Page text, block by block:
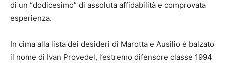
di un “dodicesimo” di assoluta affidabilità e comprovata
esperienza.
In cima alla lista dei desideri di Marotta e Ausilio è balzato
il nome di Ivan Provedel, l’estremo difensore classe 1994